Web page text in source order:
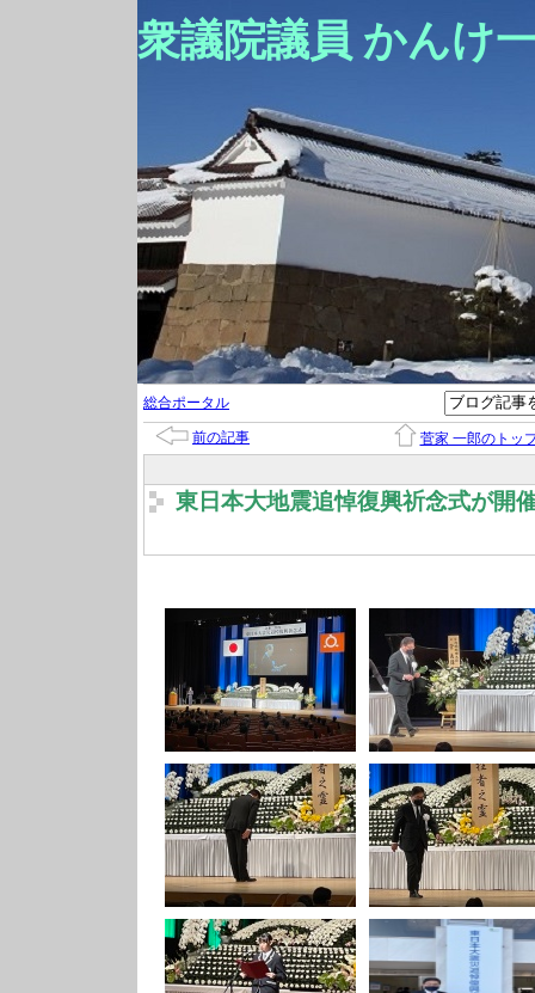
衆議院議員 かんけ
総合ポータル
前の記事 菅家 一郎のトッ
東日本大地震追悼復興祈念式が開